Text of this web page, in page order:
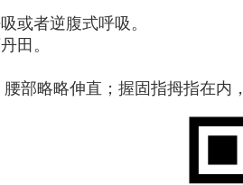
或者逆腹式呼吸。
田。
部略略伸直；握固指拇指在